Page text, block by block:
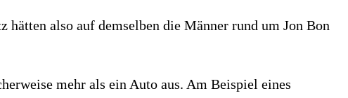
also auf demselben die Männer rund um Jon Bon
mehr als ein Auto aus. Am Beispiel eines